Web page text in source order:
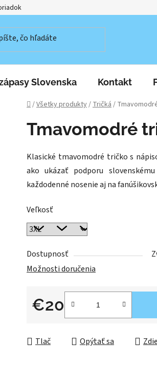
Slovenska Kontakt
Domov
/Všetky produkty/Tričká/
Tmavomodré
Klasické tmavomodré tričko s
ako ukázať podporu
každodenné nosenie aj na
Veľkosť
Dostupnosť
Možnosti doručenia
€20
Jednotková cena:
Tlač Opýtať sa